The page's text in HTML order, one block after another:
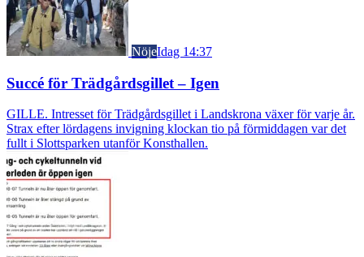
NöjeIdag 14:37
Succé för Trädgårdsgillet – Igen
GILLE. Intresset för Trädgårdsgillet i Landskrona växer för varje år.
Strax efter lördagens invigning klockan tio på förmiddagen var det
fullt i Slottsparken utanför Konsthallen.